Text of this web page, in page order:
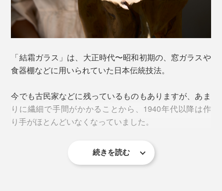
窓ガラスについた霜の結晶
下の写真は、グラスに塗られた「膠」が乾燥して、はが
れかけた状態。皮のようにペリペリと取り除くと、模様
だけがガラス表面に残ります。
「結霜ガラス」は、大正時代〜昭和初期の、窓ガラスや
食器棚などに用いられていた日本伝統技法。
今でも古民家などに残っているものもありますが、あま
りに繊細で手間がかかることから、1940年代以降は作
り手がほとんどいなくなっていました。
そんな「結霜ガラス」を甦らせたのが、MONOCOでロ
続きを読む